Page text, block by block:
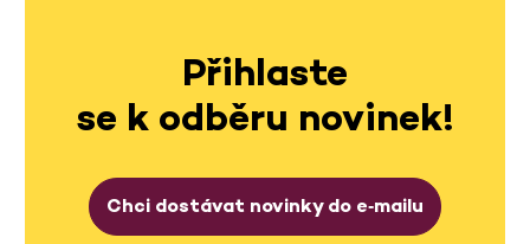
Přihlaste
se k odběru novinek!
Chci dostávat novinky do e‑mailu